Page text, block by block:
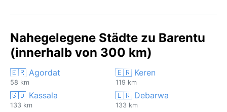
Nahegelegene Städte zu Barentu
(innerhalb von 300 km)
🇪🇷 Agordat
58 km
🇪🇷 Keren
119 km
🇸🇩 Kassala
133 km
🇪🇷 Debarwa
133 km